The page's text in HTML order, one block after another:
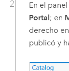
En el panel
Portal ; en
derecho
publicó y